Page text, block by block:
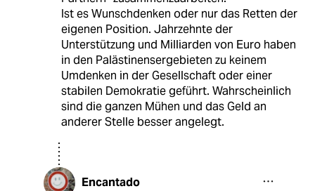
Ist es Wunschdenken oder nur das Retten der
eigenen Position. Jahrzehnte der
Unterstützung und Milliarden von Euro haben
in den Palästinensergebieten zu keinem
Umdenken in der Gesellschaft oder einer
stabilen Demokratie geführt. Wahrscheinlich
sind die ganzen Mühen und das Geld an
anderer Stelle besser angelegt.
Encantado